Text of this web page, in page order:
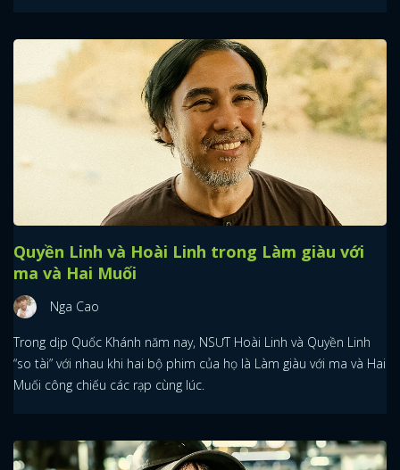
Quyền Linh và Hoài Linh trong Làm giàu với
ma và Hai Muối
Nga Cao
Trong dịp Quốc Khánh năm nay, NSƯT Hoài Linh và Quyền Linh
“so tài” với nhau khi hai bộ phim của họ là Làm giàu với ma và Hai
Muối công chiếu các rạp cùng lúc.